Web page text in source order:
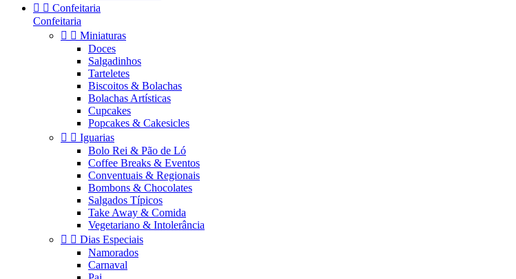
  Confeitaria
Confeitaria
  Miniaturas
Doces
Salgadinhos
Tarteletes
Biscoitos & Bolachas
Bolachas Artísticas
Cupcakes
Popcakes & Cakesicles
  Iguarias
Bolo Rei & Pão de Ló
Coffee Breaks & Eventos
Conventuais & Regionais
Bombons & Chocolates
Salgados Típicos
Take Away & Comida
Vegetariano & Intolerância
  Dias Especiais
Namorados
Carnaval